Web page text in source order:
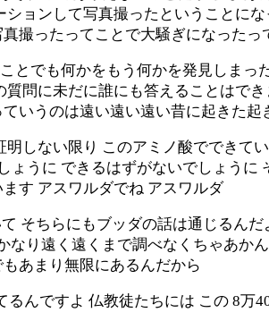
ョンして写真撮ったということに
撮ったってことで大騒ぎになったっ
とでも何かをもう何かを発見しま
問に未だに誰にも答えることはで
いうのは遠い遠い遠い昔に起きた起
しない限り このアミノ酸でできて
うに できるはずがないでしょう
す アスワルダでね アスワルダ
そちらにもブッダの話は通じるん
り遠く遠くまで調べなくちゃあか
あまり無限にあるんだから
んですよ 仏教徒たちには この 8万